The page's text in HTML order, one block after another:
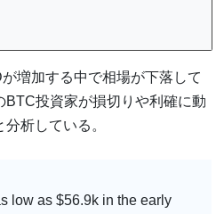
増加する中で相場が下落して
投資家が損切りや利確に動
析している。
low as $56.9k in the early